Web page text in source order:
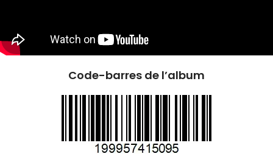
Code-barres de l’album